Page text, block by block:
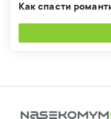
Как спасти